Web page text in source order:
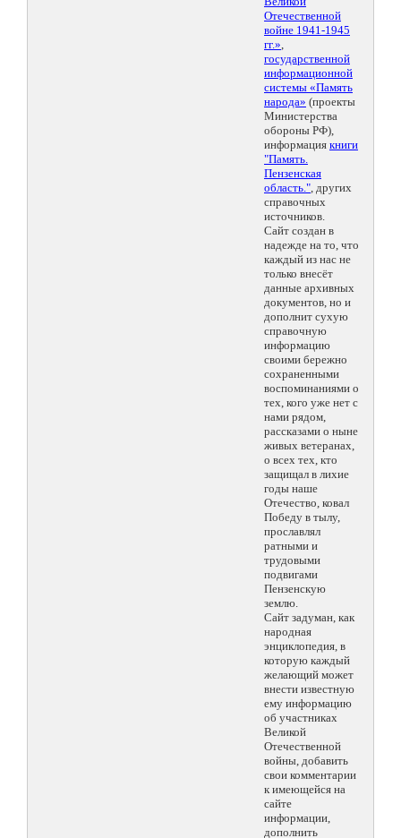
Отечественной
войне 1941-1945
гг.»,
государственной
информационной
системы «Память
народа» (проекты
Министерства
обороны РФ),
информация книги
"Память.
Пензенская
область.", других
справочных
источников.
Сайт создан в
надежде на то, что
каждый из нас не
только внесёт
данные архивных
документов, но и
дополнит сухую
справочную
информацию
своими бережно
сохраненными
воспоминаниями о
тех, кого уже нет с
нами рядом,
рассказами о ныне
живых ветеранах,
о всех тех, кто
защищал в лихие
годы наше
Отечество, ковал
Победу в тылу,
прославлял
ратными и
трудовыми
подвигами
Пензенскую
землю.
Сайт задуман, как
народная
энциклопедия, в
которую каждый
желающий может
внести известную
ему информацию
об участниках
Великой
Отечественной
войны, добавить
свои комментарии
к имеющейся на
сайте
информации,
дополнить